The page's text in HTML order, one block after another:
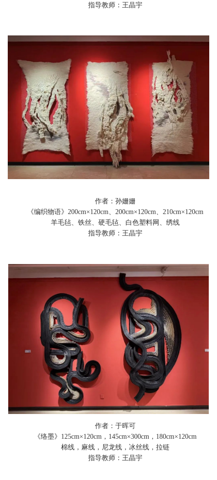
指导教师：王晶宇
作者：孙姗姗
《编织物语》200cm×120cm、200cm×120cm、210cm×120cm
羊毛毡、铁丝、硬毛毡、白色塑料网、绣线
指导教师：王晶宇
作者：于晖可
《络墨》125cm×120cm，145cm×300cm，180cm×120cm
棉线，麻线，尼龙线，冰丝线，拉链
指导教师：王晶宇